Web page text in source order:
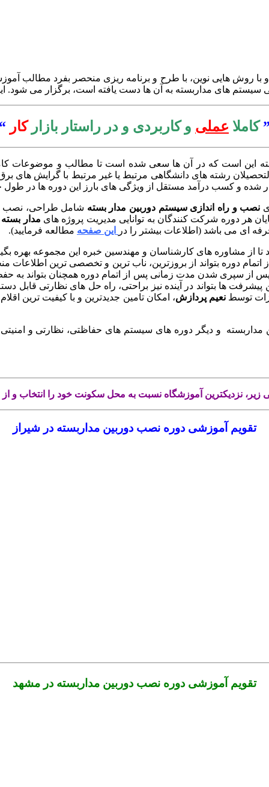
روش هایی نوین، با طرح و برنامه ریزی منحصر بفرد مطالب
سیستم های مداربسته به آن ها دست یافته است، برگزار می
کاملا عملی و کاربردی و در راستار بازارکار
این است که در آن ها سعی شده است تا مطالب و موضوعات
رشته های دانشگاهی مرتبط یا غیر مرتبط با گرایش های
شده و کسب درآمد مستقل از ویژگی های بارز این دوره ها در
نصب و راه اندازی سیستم دوربین مدار بسته شامل طراحی، نصب و
هر دوره شرکت کنندگان به توانایی مدیریت پروژه های مدار بسته
ای می باشد (اطلاعات بیشتر را در
این صفحه مطالعه فرمایید).
از مشاوره های کارشناسان و مهندسین خبره این مجموعه بهره
دوره بتواند از بروزترین، ناب ترین و تخصصی ترین
پس از سپری شدن مدت زمانی پس از اتمام دوره همچنان بتواند به
ها بتواند در آینده نیز براحتی، راه حل های نظارتی قابل
توسطنعیم پردازش، امکان تامین جدیدترین و با کیفیت ترین
و دیگر دوره های سیستم های حفاظتی، نظارتی و
زیر، نزدیکترین آموزشگاه نسبت به محل سکونت خود را انتخاب و
تقویم آموزشی دوره نصب دوربین مداربسته در شیراز
تقویم آموزشی دوره نصب دوربین مداربسته در مشهد